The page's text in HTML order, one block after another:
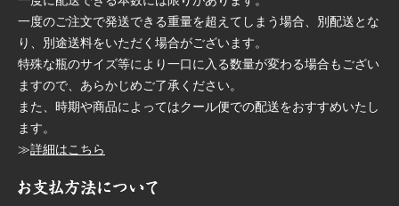
一度のご注文で発送できる重量を超えてしまう場合、別配送とな
り、別途送料をいただく場合がございます。
特殊な瓶のサイズ等により一口に入る数量が変わる場合もござい
ますので、あらかじめご了承ください。
また、時期や商品によってはクール便での配送をおすすめいたし
ます。
≫詳細はこちら